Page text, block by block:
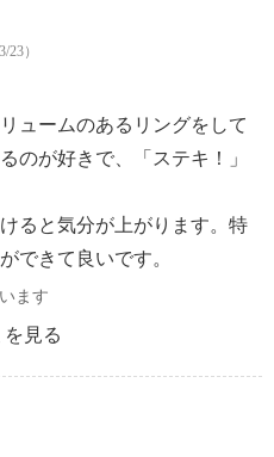
）
ュームのあるリングをして
のが好きで、「ステキ！」
ると気分が上がります。特
できて良いです。
ます
見る